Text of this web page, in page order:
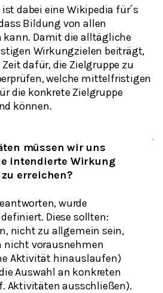
dabei eine Wikipedia für´s
Bildung von allen
Damit die alltägliche
Wirkungzielen beiträgt,
dafür, die Zielgruppe zu
welche mittelfristigen
die konkrete Zielgruppe
können.
müssen wir uns
intendierte Wirkung
erreichen?
wurde
Diese sollten:
nicht zu allgemein sein,
vorausnehmen
Aktivität hinauslaufen)
Auswahl an konkreten
Aktivitäten ausschließen).